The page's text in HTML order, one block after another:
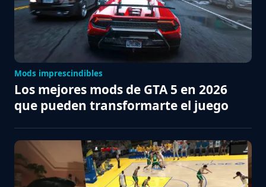
Mods imprescindibles
Los mejores mods de GTA 5 en 2026
que pueden transformarte el juego